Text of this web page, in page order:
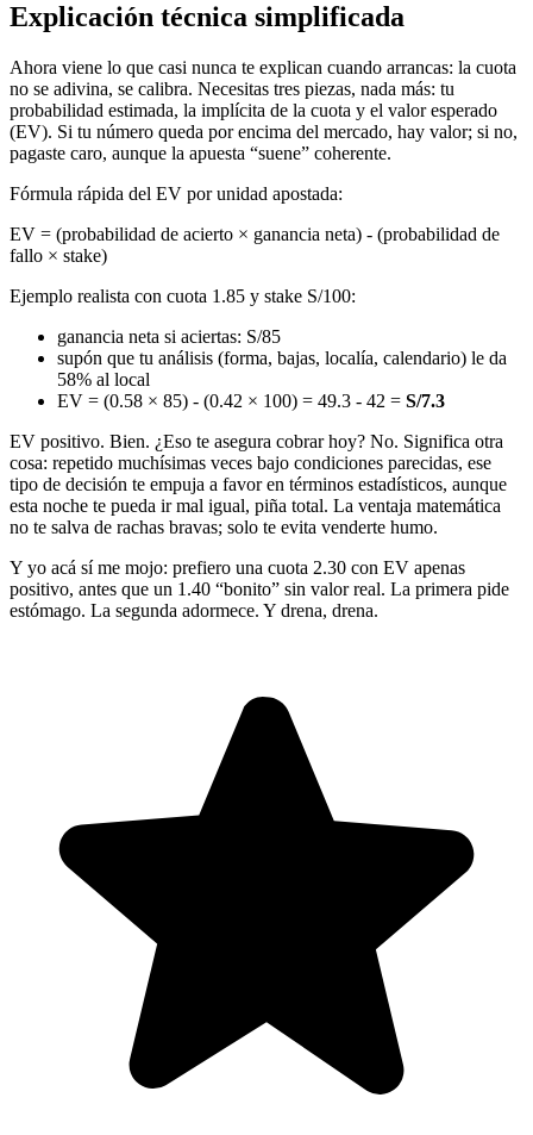
Explicación técnica simplificada
Ahora viene lo que casi nunca te explican cuando arrancas: la cuota
no se adivina, se calibra. Necesitas tres piezas, nada más: tu
probabilidad estimada, la implícita de la cuota y el valor esperado
(EV). Si tu número queda por encima del mercado, hay valor; si no,
pagaste caro, aunque la apuesta “suene” coherente.
Fórmula rápida del EV por unidad apostada:
EV = (probabilidad de acierto × ganancia neta) - (probabilidad de
fallo × stake)
Ejemplo realista con cuota 1.85 y stake S/100:
ganancia neta si aciertas: S/85
supón que tu análisis (forma, bajas, localía, calendario) le da
58% al local
EV = (0.58 × 85) - (0.42 × 100) = 49.3 - 42 = S/7.3
EV positivo. Bien. ¿Eso te asegura cobrar hoy? No. Significa otra
cosa: repetido muchísimas veces bajo condiciones parecidas, ese
tipo de decisión te empuja a favor en términos estadísticos, aunque
esta noche te pueda ir mal igual, piña total. La ventaja matemática
no te salva de rachas bravas; solo te evita venderte humo.
Y yo acá sí me mojo: prefiero una cuota 2.30 con EV apenas
positivo, antes que un 1.40 “bonito” sin valor real. La primera pide
estómago. La segunda adormece. Y drena, drena.